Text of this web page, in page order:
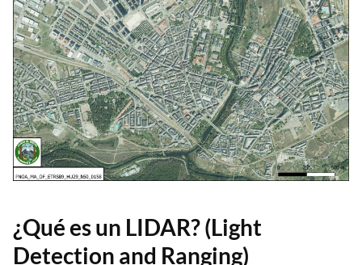
¿Qué es un LIDAR? (Light
Detection and Ranging)